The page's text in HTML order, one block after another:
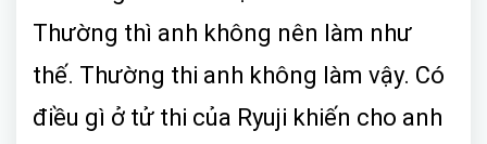
Thường thì anh không nên làm như
thế. Thường thi anh không làm vậy. Có
điều gì ở tử thi của Ryuji khiến cho anh